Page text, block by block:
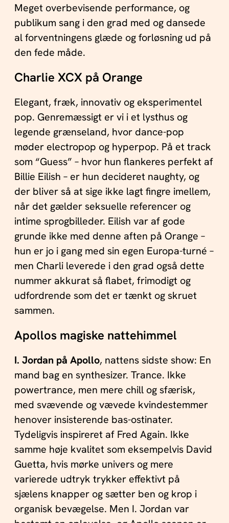
Meget overbevisende performance, og
publikum sang i den grad med og dansede
al forventningens glæde og forløsning ud på
den fede måde.
Charlie XCX på Orange
Elegant, fræk, innovativ og eksperimentel
pop. Genremæssigt er vi i et lysthus og
legende grænseland, hvor dance-pop
møder electropop og hyperpop. På et track
som “Guess” – hvor hun flankeres perfekt af
Billie Eilish – er hun decideret naughty, og
der bliver så at sige ikke lagt fingre imellem,
når det gælder seksuelle referencer og
intime sprogbilleder. Eilish var af gode
grunde ikke med denne aften på Orange –
hun er jo i gang med sin egen Europa-turné –
men Charli leverede i den grad også dette
nummer akkurat så flabet, frimodigt og
udfordrende som det er tænkt og skruet
sammen.
Apollos magiske nattehimmel
I. Jordan på Apollo, nattens sidste show: En
mand bag en synthesizer. Trance. Ikke
powertrance, men mere chill og sfærisk,
med svævende og vævede kvindestemmer
henover insisterende bas-ostinater.
Tydeligvis inspireret af Fred Again. Ikke
samme høje kvalitet som eksempelvis David
Guetta, hvis mørke univers og mere
varierede udtryk trykker effektivt på
sjælens knapper og sætter ben og krop i
organisk bevægelse. Men I. Jordan var